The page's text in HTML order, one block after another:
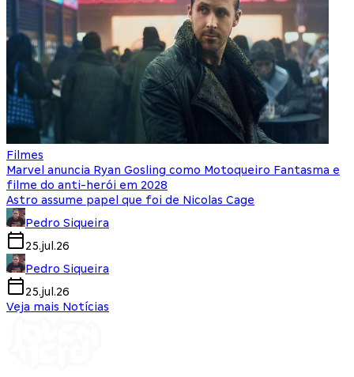
Filmes
Marvel anuncia Ryan Gosling como Motoqueiro Fantasma e
filme do anti-herói em 2028
Astro assume papel que foi de Nicolas Cage
Pedro Siqueira
25.jul.26
Pedro Siqueira
25.jul.26
Veja mais Notícias